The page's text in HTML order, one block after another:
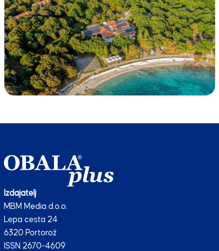
Izdajatelj
MBM Media d.o.o.
Lepa cesta 24
6320 Portorož
ISSN 2670-4609